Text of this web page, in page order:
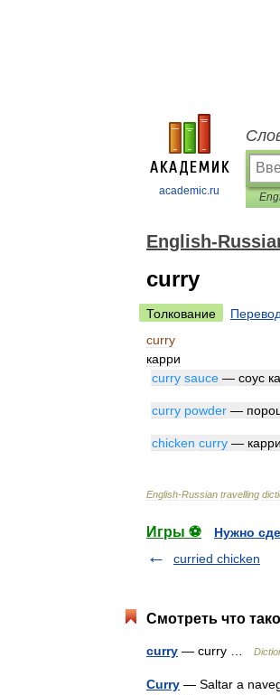
academic.ru
English-
curry
Толкование
Перевод
curry
карри
curry sauce — соус
curry powder —
chicken curry — карри
English-Russian travelling
Игры ⚽
Нужно
curried chicken
Смотреть что
curry — curry …
Curry — Saltar a